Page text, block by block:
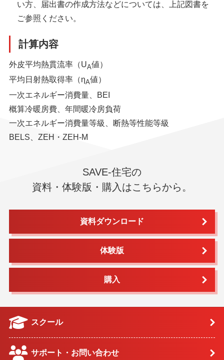
い方、届出書の作成方法などについては、上記図書を
ご参照ください。
計算内容
外皮平均熱貫流率（UA値）
平均日射熱取得率（ηA値）
一次エネルギー消費量、BEI
概算冷暖房費、年間暖冷房負荷
一次エネルギー消費量等級、断熱等性能等級
BELS、ZEH・ZEH-M
SAVE-住宅の
資料・体験版・購入はこちらから。
資料ダウンロード
体験版
購入
スクール
サポート・お問い合わせ